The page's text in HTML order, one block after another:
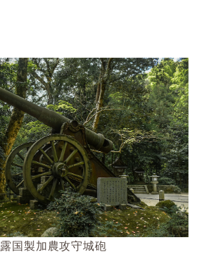
露国製加農攻守城砲